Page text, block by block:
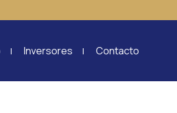
Inversores Contacto